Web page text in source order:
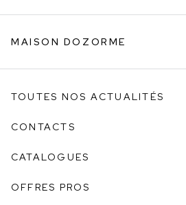
MAISON DOZORME
TOUTES NOS ACTUALITÉS
CONTACTS
CATALOGUES
OFFRES PROS